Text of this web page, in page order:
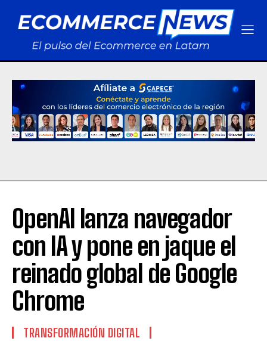
OpenAI lanza navegador
con IA y pone en jaque el
reinado global de Google
Chrome
TRANSFORMACIÓN DIGITAL